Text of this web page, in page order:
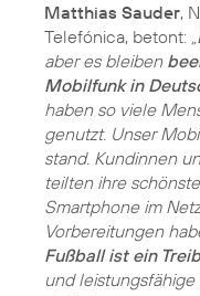
Matthias Sauder,
Telefónica, betont:
aber es bleiben
Mobilfunk in
haben so viele
genutzt. Unser
stand. Kundinnen
teilten ihre
Smartphone im
Vorbereitungen
Fußball ist ein
und